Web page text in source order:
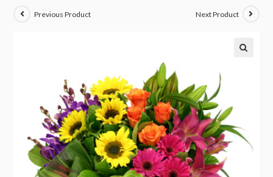
Previous Product Next Product